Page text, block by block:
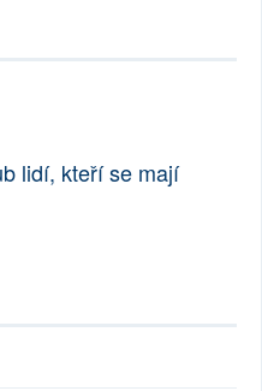
lidí, kteří se mají